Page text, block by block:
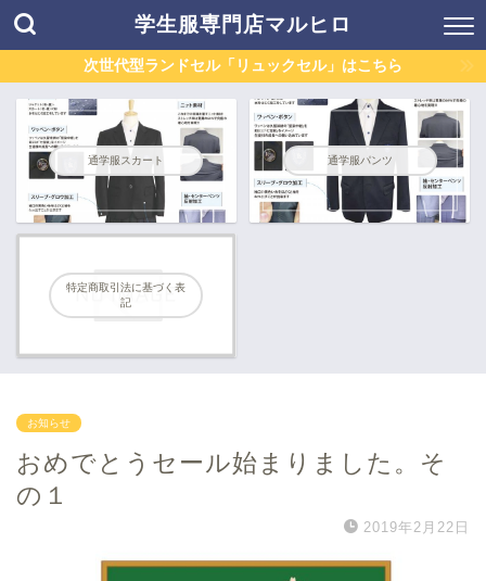
学生服専門店マルヒロ
次世代型ランドセル「リュックセル」はこちら
通学服スカート 通学服パンツ
特定商取引法に基づく表
記
お知らせ
おめでとうセール始まりました。そ
の１
2019年2月22日